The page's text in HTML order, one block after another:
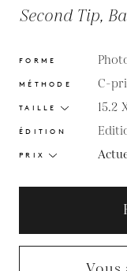
Second Tip,
FORME
MÉTHODE C-
TAILLE 15.2
ÉDITION
PRIX